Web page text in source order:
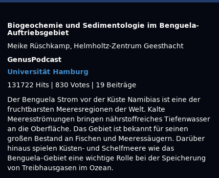
Biogeochemie und Sedimentologie im Benguela-
Auftriebsgebiet
Meike Rüschkamp, Helmholtz-Zentrum Geesthacht
GenusPodcast
Universität Hamburg
131722 Hits
830 Votes
19 Beiträge
Der Benguela Strom vor der Küste Namibias ist eine der
fruchtbarsten Meeresregionen der Welt. Kalte
Meeresströmungen bringen nährstoffreiches Tiefenwasser
an die Oberfläche. Das Gebiet ist bekannt für seinen
großen Bestand an Fischen und Meeressäugern. Darüber
hinaus spielen Küsten- und Schelfmeere wie das
Benguela-Gebiet eine wichtige Rolle bei der Speicherung
von Treibhausgasen im Ozean.